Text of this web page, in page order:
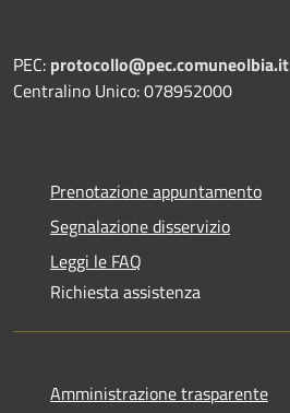
PEC: protocollo@pec.comuneolbia.it
Centralino Unico: 078952000
Prenotazione appuntamento
Segnalazione disservizio
Leggi le FAQ
Richiesta assistenza
Amministrazione trasparente